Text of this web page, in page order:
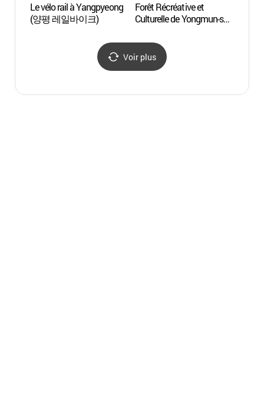
Le vélo rail à Yangpyeong
(양평 레일바이크)
Forêt Récréative et
Culturelle de Yongmun-san
Voir plus